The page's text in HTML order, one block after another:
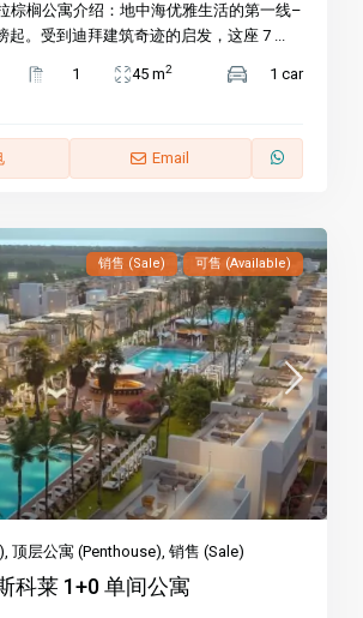
棕榈公寓介绍：地中海优雅生活的第一线–
起。受到迪拜建筑奇迹的启发，这座 7 ...
1 45 m2
1 car
Email
销售 (Sale) 可售 (Available)
,顶层公寓 (Penthouse) ,销售 (Sale)
科莱 1+0 单间公寓